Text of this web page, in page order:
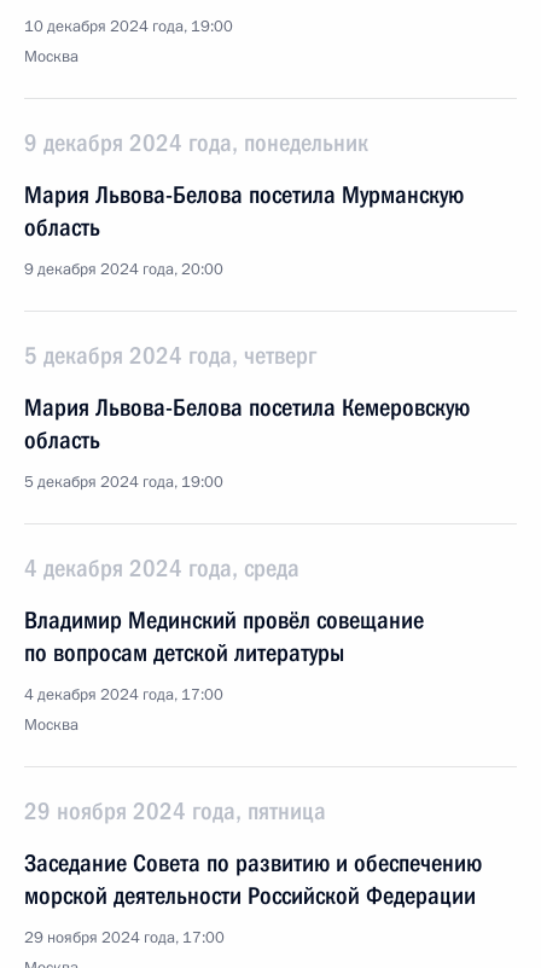
10 декабря 2024 года, 19:00
Москва
9 декабря 2024 года, понедельник
Мария Львова-Белова посетила Мурманскую
область
9 декабря 2024 года, 20:00
5 декабря 2024 года, четверг
Мария Львова-Белова посетила Кемеровскую
область
5 декабря 2024 года, 19:00
4 декабря 2024 года, среда
Владимир Мединский провёл совещание
по вопросам детской литературы
4 декабря 2024 года, 17:00
Москва
29 ноября 2024 года, пятница
Заседание Совета по развитию и обеспечению
морской деятельности Российской Федерации
29 ноября 2024 года, 17:00